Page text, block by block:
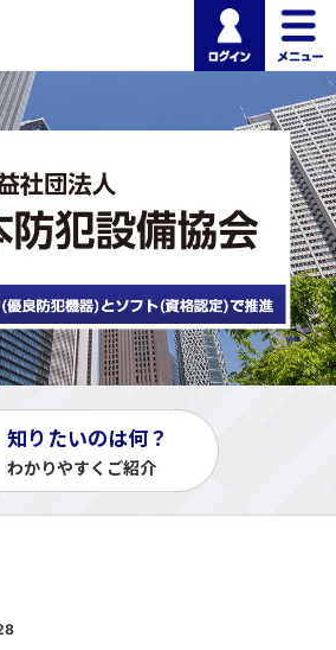
公益社団法人 日本
ログイ
知りたいのは何？
わかりやすくご紹介